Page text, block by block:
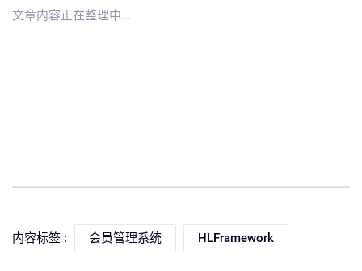
文章内容正在整理中...
内容标签 : 会员管理系统 HLFramework